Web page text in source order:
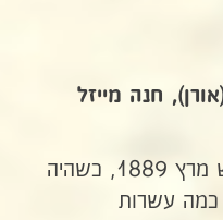
חנה מייזל
ויינברג נולד ברומניה בחודש מרץ 1889, כשהיה
כמה עשרות